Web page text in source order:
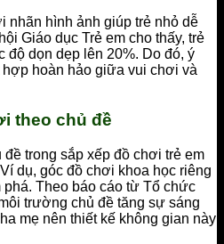
nhãn hình ảnh giúp trẻ nhỏ dễ
Giáo dục Trẻ em cho thấy, trẻ
độ dọn dẹp lên 20%. Do đó, ý
hoàn hảo giữa vui chơi và
theo chủ đề
trong sắp xếp đồ chơi trẻ em
dụ, góc đồ chơi khoa học riêng
phá. Theo báo cáo từ Tổ chức
trường chủ đề tăng sự sáng
mẹ nên thiết kế không gian này